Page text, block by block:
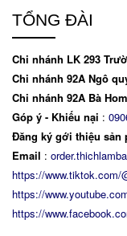
TỔNG ĐÀI
Chi nhánh LK 293
Chi nhánh 92A Ngô
Chi nhánh 92A Bà
Góp ý - Khiếu nại :
Đăng ký gới thiệu sản
Email :
https://www.tiktok.com/
https://
https://